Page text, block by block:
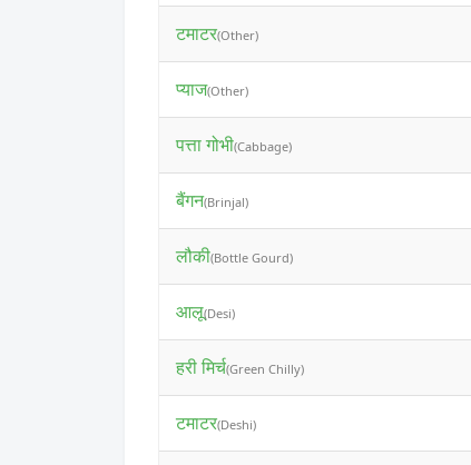
टमाटर(Other)
प्याज(Other)
पत्ता गोभी(Cabbage)
बैंगन(Brinjal)
लौकी(Bottle Gourd)
आलू(Desi)
हरी मिर्च(Green Chilly)
टमाटर(Deshi)